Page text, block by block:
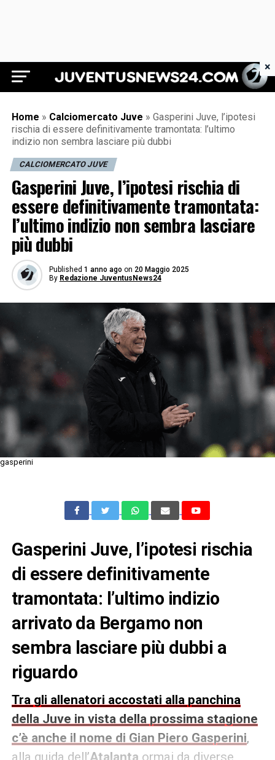
Juventus News 24
Home » Calciomercato Juve » Gasperini Juve, l’ipotesi
rischia di essere definitivamente tramontata: l’ultimo
indizio non sembra lasciare più dubbi
CALCIOMERCATO JUVE
Gasperini Juve, l’ipotesi rischia di
essere definitivamente tramontata:
l’ultimo indizio non sembra lasciare
più dubbi
Published 1 anno ago on 20 Maggio 2025
By Redazione JuventusNews24
gasperini
Gasperini Juve, l’ipotesi rischia
di essere definitivamente
tramontata: l’ultimo indizio
arrivato da Bergamo non
sembra lasciare più dubbi a
riguardo
Tra gli allenatori accostati alla panchina
della Juve in vista della prossima stagione
c’è anche il nome di Gian Piero Gasperini,
alla guida dell’Atalanta ormai da diverse
×